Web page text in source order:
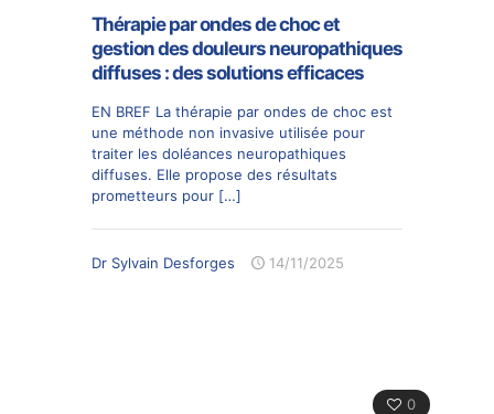
Thérapie par ondes de choc et
gestion des douleurs neuropathiques
diffuses : des solutions efficaces
EN BREF La thérapie par ondes de choc est
une méthode non invasive utilisée pour
traiter les doléances neuropathiques
diffuses. Elle propose des résultats
prometteurs pour […]
Dr Sylvain Desforges 14/11/2025
0